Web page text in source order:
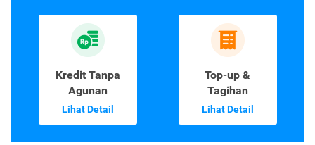
Kredit Tanpa
Agunan
Lihat Detail
Top-up &
Tagihan
Lihat Detail